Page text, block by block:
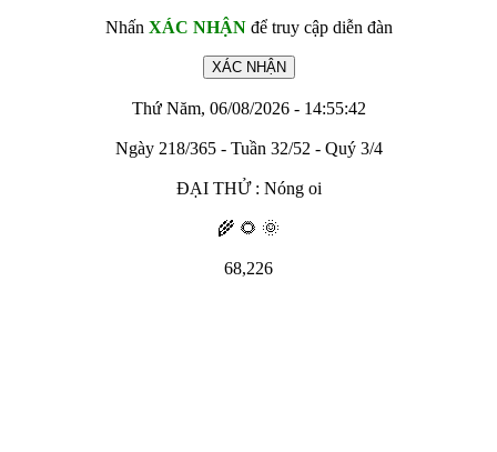
Nhấn XÁC NHẬNđể truy cập diễn đàn
Thứ Năm, 06/08/2026 - 14:55:42
Ngày 218/365 - Tuần 32/52 - Quý 3/4
ĐẠI THỬ : Nóng oi
🌾 🌻 🌞
68,226